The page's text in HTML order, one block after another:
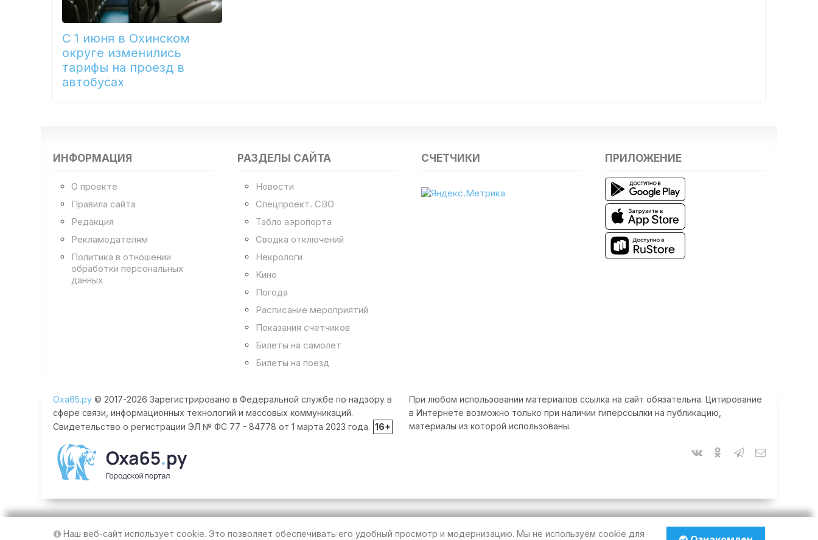
С 1 июня в Охинском
округе изменились
тарифы на проезд в
автобусах
ИНФОРМАЦИЯ
О проекте
Правила сайта
Редакция
Рекламодателям
Политика в отношении
обработки персональных
данных
РАЗДЕЛЫ САЙТА
Новости
Спецпроект. СВО
Табло аэропорта
Сводка отключений
Некрологи
Кино
Погода
Расписание мероприятий
Показания счетчиков
Билеты на самолет
Билеты на поезд
СЧЕТЧИКИ ПРИЛОЖЕНИЕ
При любом использовании материалов ссылка на сайт обязательна. Цитирование
в Интернете возможно только при наличии гиперссылки на публикацию,
материалы из которой использованы.
Оха65.ру © 2017-2026 Зарегистрировано в Федеральной службе по надзору в
сфере связи, информационных технологий и массовых коммуникаций.
Свидетельство о регистрации ЭЛ № ФС 77 - 84778 от 1 марта 2023 года. 16+
Наш веб-сайт использует cookie. Это позволяет обеспечивать его удобный просмотр и модернизацию. Мы не используем cookie для